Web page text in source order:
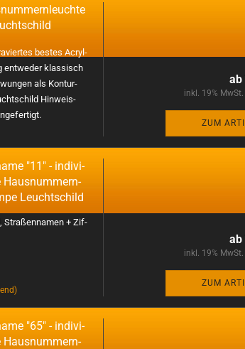
bes­tes Acryl­
ent­we­der klas­sisch
als Kon­tur­
Hin­weis­
ab
inkl. 19%
ZUM
"11" - in­di­vi­
Haus­num­mern­
Leucht­schild
Stra­ßen­na­men + Zif­
ab
inkl. 19%
ZUM
"65" - in­di­vi­
Haus­num­mern­